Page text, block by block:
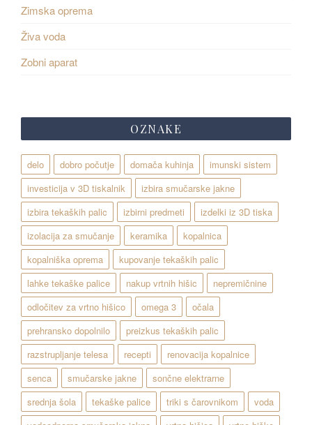
Zimska oprema
Živa voda
Zobni aparat
OZNAKE
delo dobro počutje domača kuhinja
imunski sistem
investicija v 3D tiskalnik
izbira smučarske jakne
izbira tekaških palic
izbirni predmeti
izdelki iz 3D tiska
izolacija za smučanje
keramika
kopalnica
kopalniška oprema
kupovanje tekaških palic
lahke tekaške palice
nakup vrtnih hišic
nepremičnine
odločitev za vrtno hišico
omega 3
očala
prehransko dopolnilo
preizkus tekaških palic
razstrupljanje telesa
recepti
renovacija kopalnice
senca
smučarske jakne
sončne elektrarne
srednja šola
tekaške palice triki s čarovnikom
voda